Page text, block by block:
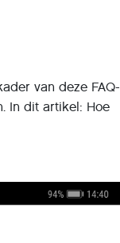
van deze FAQ-
In dit artikel: Hoe